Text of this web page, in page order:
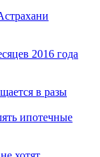
2016 года
в разы
ипотечные